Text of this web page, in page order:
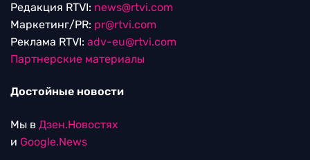
Редакция RTVI: news@rtvi.com
Маркетинг/PR: pr@rtvi.com
Реклама RTVI: adv-eu@rtvi.com
Партнерские материалы
Достойные новости
Мы в Дзен.Новостях
и Google.News